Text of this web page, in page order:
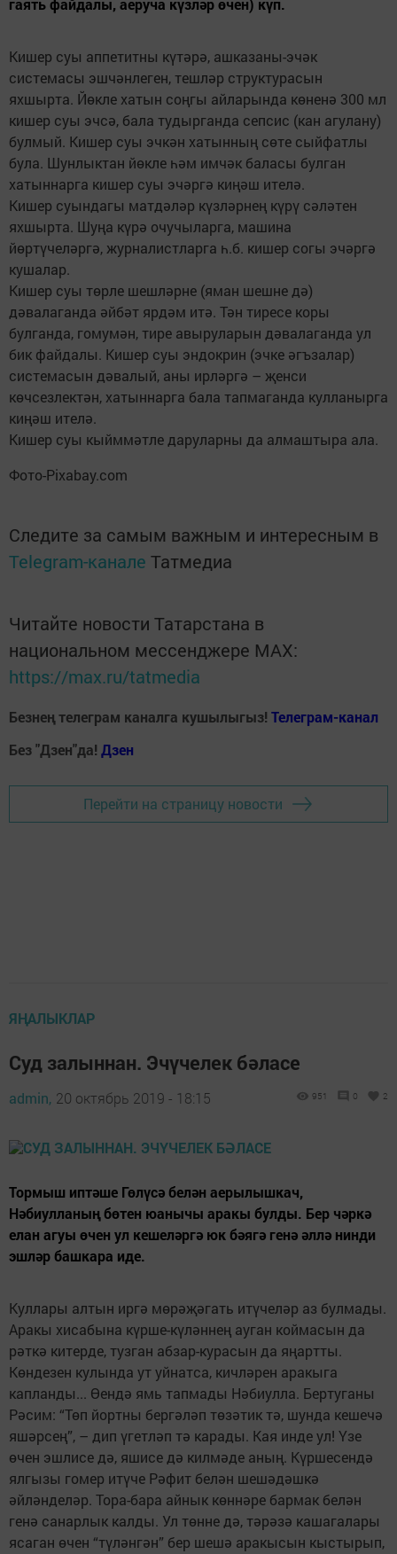
Кишер суы аппетитны күтәрә, ашказаны-эчәк
системасы эшчәнлеген, тешләр структурасын
яхшырта. Йөкле хатын соңгы айларында көненә 300 мл
кишер суы эчсә, бала тудырганда сепсис (кан агулану)
булмый. Кишер суы эчкән хатынның сөте сыйфатлы
була. Шунлыктан йөкле һәм имчәк баласы булган
хатыннарга кишер суы эчәргә киңәш ителә.
Кишер суындагы матдәләр күзләрнең күрү сәләтен
яхшырта. Шуңа күрә очучыларга, машина
йөртүчеләргә, журналистларга һ.б. кишер согы эчәргә
кушалар.
Кишер суы төрле шешләрне (яман шешне дә)
дәвалаганда әйбәт ярдәм итә. Тән тиресе коры
булганда, гомумән, тире авыруларын дәвалаганда ул
бик файдалы. Кишер суы эндокрин (эчке әгъзалар)
системасын дәвалый, аны ирләргә – җенси
көчсезлектән, хатыннарга бала тапмаганда кулланырга
киңәш ителә.
Кишер суы кыйммәтле даруларны да алмаштыра ала.
Фото-Pixabay.com
Следите за самым важным и интересным в
Telegram-канале Татмедиа
Читайте новости Татарстана в
национальном мессенджере MАХ:
https://max.ru/tatmedia
Безнең телеграм каналга кушылыгыз! Телеграм-канал
Без "Дзен"да! Дзен
Перейти на страницу новости
ЯҢАЛЫКЛАР
Суд залыннан. Эчүчелек бәласе
admin, 20 октябрь 2019 - 18:15 951 0 2
Тормыш иптәше Гөлүсә белән аерылышкач,
Нәбиулланың бөтен юанычы аракы булды. Бер чәркә
елан агуы өчен ул кешеләргә юк бәягә генә әллә нинди
эшләр башкара иде.
Куллары алтын иргә мөрәҗәгать итүчеләр аз булмады.
Аракы хисабына күрше-күләннең ауган коймасын да
рәткә китерде, тузган абзар-курасын да яңартты.
Көндезен кулында ут уйнатса, кичләрен аракыга
капланды... Өендә ямь тапмады Нәбиулла. Бертуганы
Рәсим: “Төп йортны бергәләп төзәтик тә, шунда кешечә
яшәрсең”, – дип үгетләп тә карады. Кая инде ул! Үзе
өчен эшлисе дә, яшисе дә килмәде аның. Күршесендә
ялгызы гомер итүче Рәфит белән шешәдәшкә
әйләнделәр. Тора-бара айнык көннәре бармак белән
генә санарлык калды. Ул төнне дә, тәрәзә кашагалары
ясаган өчен “түләнгән” бер шешә аракысын кыстырып,